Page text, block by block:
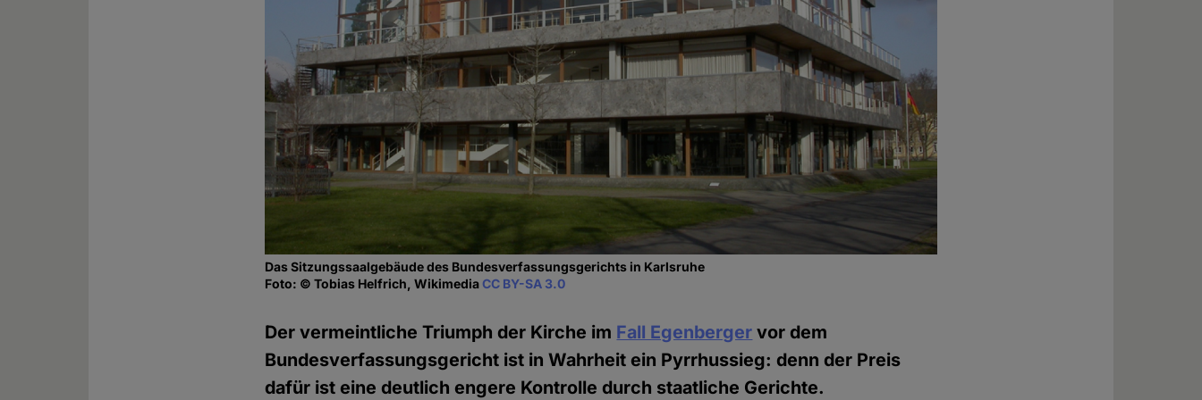
Das Sitzungssaalgebäude des Bundesverfassungsgerichts in Karlsruhe
Foto: © Tobias Helfrich, WikimediaCC BY-SA 3.0
Der vermeintliche Triumph der Kirche im Fall Egenberger vor dem
Bundesverfassungsgericht ist in Wahrheit ein Pyrrhussieg: denn der Preis
dafür ist eine deutlich engere Kontrolle durch staatliche Gerichte.